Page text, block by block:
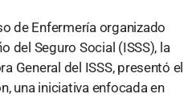
de Enfermería organizado
del Seguro Social (ISSS), la
General del ISSS, presentó el
una iniciativa enfocada en